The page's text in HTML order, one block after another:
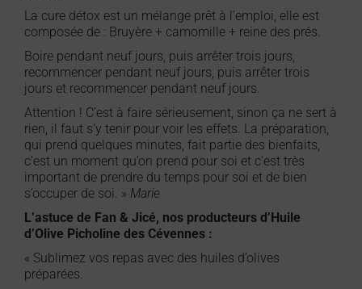
La cure détox est un mélange prêt à l’emploi, elle est
composée de : Bruyère + camomille + reine des prés.
Boire pendant neuf jours, puis arrêter trois jours,
recommencer pendant neuf jours, puis arrêter trois
jours et recommencer pendant neuf jours.
Attention ! C’est à faire sérieusement, sinon ça ne sert à
rien, il faut s’y tenir pour voir les effets. La préparation,
qui prend quelques minutes, fait partie des bienfaits,
c’est un moment qu’on prend pour soi et c’est très
important de prendre du temps pour soi et de bien
s’occuper de soi. » Marie
L’astuce de Fan & Jicé, nos producteurs d’Huile
d’Olive Picholine des Cévennes :
« Sublimez vos repas avec des huiles d’olives
préparées.